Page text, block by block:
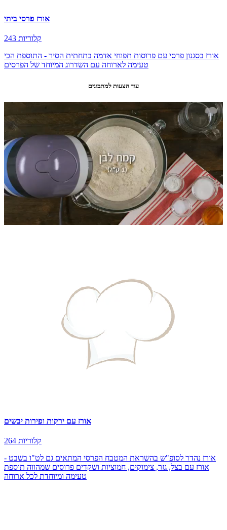
אורז פרסי ביתי
243 קלוריות
אורז בסגנון פרסי עם פרוסות תפוחי אדמה בתחתית הסיר - התוספת הכי
טעימה לארוחה עם השדרוג המיוחד של הפרסים
עוד הצעות למתכונים
אורז עם ירקות ופירות יבשים
264 קלוריות
אורז נהדר לסופ"ש בהשראת המטבח הפרסי המתאים גם לט"ו בשבט -
אורז עם בצל, גזר, צימוקים, חמוציות ושקדים פרוסים שמהווה תוספת
טעימה ומיוחדת לכל ארוחה